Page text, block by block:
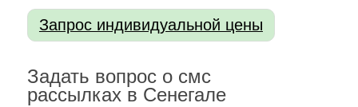
Задать вопрос о смс
рассылках в Сенегале